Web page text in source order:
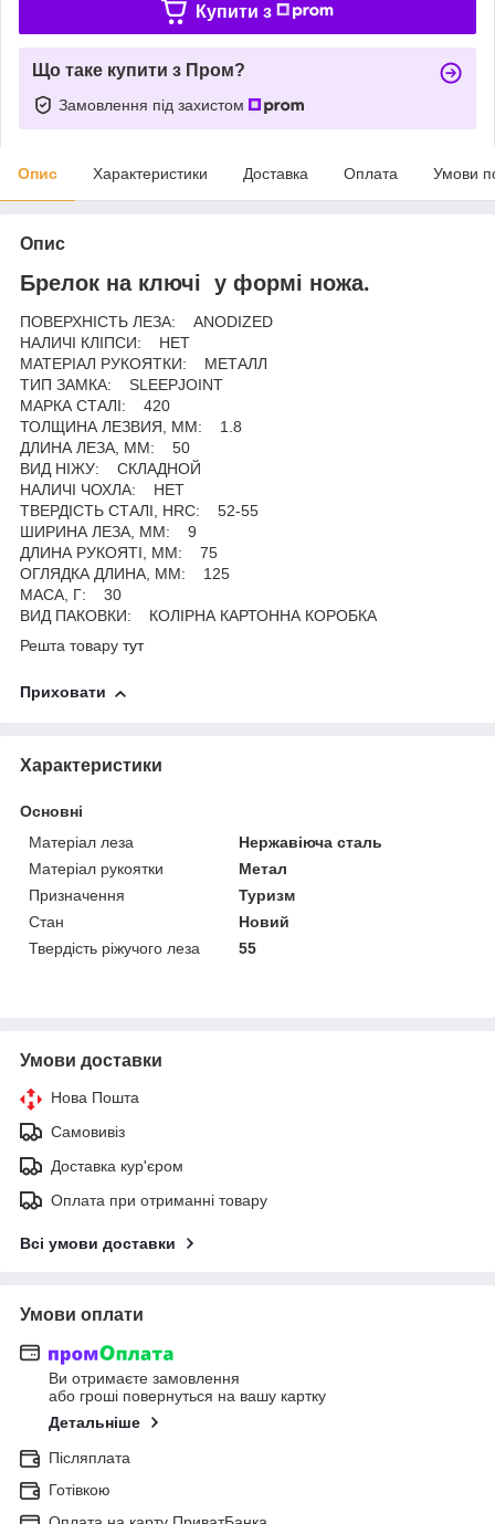
Купити з
Що таке купити з Пром?
Замовлення під захистом
Опис Характеристики Доставка Оплата Умови
Опис
Брелок на ключі у формі ножа.
ПОВЕРХНІСТЬ ЛЕЗА: ANODIZED
НАЛИЧІ КЛІПСИ: НЕТ
МАТЕРІАЛ РУКОЯТКИ: МЕТАЛЛ
ТИП ЗАМКА: SLEEPJOINT
МАРКА СТАЛІ: 420
ТОЛЩИНА ЛЕЗВИЯ, ММ: 1.8
ДЛИНА ЛЕЗА, ММ: 50
ВИД НІЖУ: СКЛАДНОЙ
НАЛИЧІ ЧОХЛА: НЕТ
ТВЕРДІСТЬ СТАЛІ, HRC: 52-55
ШИРИНА ЛЕЗА, ММ: 9
ДЛИНА РУКОЯТІ, ММ: 75
ОГЛЯДКА ДЛИНА, ММ: 125
МАСА, Г: 30
ВИД ПАКОВКИ: КОЛІРНА КАРТОННА КОРОБКА
Решта товару тут
Приховати
Характеристики
Основні
Матеріал леза
Нержавіюча сталь
Матеріал рукоятки
Метал
Призначення
Туризм
Стан
Новий
Твердість ріжучого леза
55
Умови доставки
Нова Пошта
Самовивіз
Доставка кур'єром
Оплата при отриманні товару
Всі умови доставки
Умови оплати
Ви отримаєте замовлення
або гроші повернуться на вашу картку
Детальніше
Післяплата
Готівкою